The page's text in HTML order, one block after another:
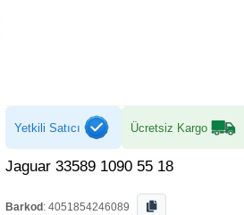
Yetkili Satıcı Ücretsiz Kargo
Jaguar 33589 1090 55 18
Barkod : 4051854246089